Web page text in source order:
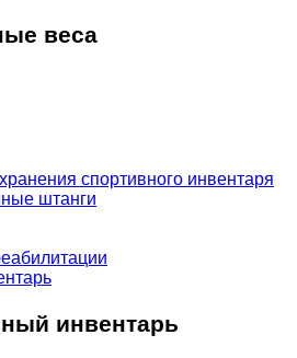
веса
спортивного инвентаря
штанги
инвентарь